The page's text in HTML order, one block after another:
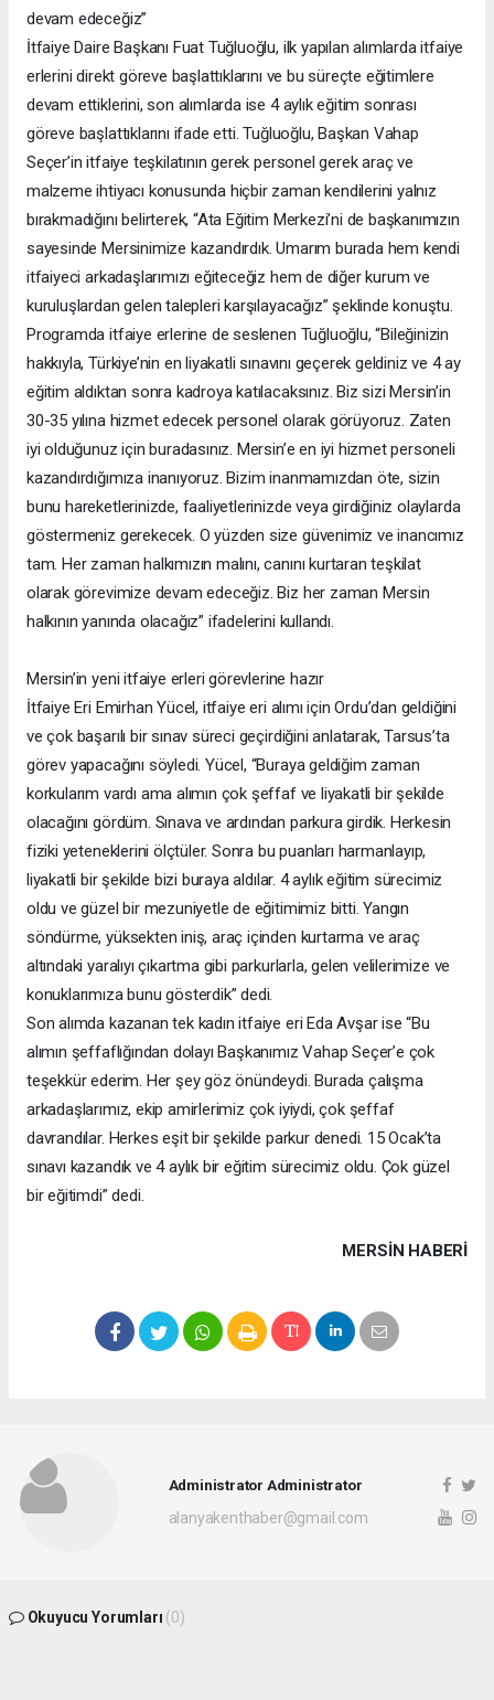
devam edeceğiz”
İtfaiye Daire Başkanı Fuat Tuğluoğlu, ilk yapılan alımlarda itfaiye
erlerini direkt göreve başlattıklarını ve bu süreçte eğitimlere
devam ettiklerini, son alımlarda ise 4 aylık eğitim sonrası
göreve başlattıklarını ifade etti. Tuğluoğlu, Başkan Vahap
Seçer’in itfaiye teşkilatının gerek personel gerek araç ve
malzeme ihtiyacı konusunda hiçbir zaman kendilerini yalnız
bırakmadığını belirterek, “Ata Eğitim Merkezi’ni de başkanımızın
sayesinde Mersinimize kazandırdık. Umarım burada hem kendi
itfaiyeci arkadaşlarımızı eğiteceğiz hem de diğer kurum ve
kuruluşlardan gelen talepleri karşılayacağız” şeklinde konuştu.
Programda itfaiye erlerine de seslenen Tuğluoğlu, “Bileğinizin
hakkıyla, Türkiye’nin en liyakatli sınavını geçerek geldiniz ve 4 ay
eğitim aldıktan sonra kadroya katılacaksınız. Biz sizi Mersin’in
30-35 yılına hizmet edecek personel olarak görüyoruz. Zaten
iyi olduğunuz için buradasınız. Mersin’e en iyi hizmet personeli
kazandırdığımıza inanıyoruz. Bizim inanmamızdan öte, sizin
bunu hareketlerinizde, faaliyetlerinizde veya girdiğiniz olaylarda
göstermeniz gerekecek. O yüzden size güvenimiz ve inancımız
tam. Her zaman halkımızın malını, canını kurtaran teşkilat
olarak görevimize devam edeceğiz. Biz her zaman Mersin
halkının yanında olacağız” ifadelerini kullandı.
Mersin’in yeni itfaiye erleri görevlerine hazır
İtfaiye Eri Emirhan Yücel, itfaiye eri alımı için Ordu’dan geldiğini
ve çok başarılı bir sınav süreci geçirdiğini anlatarak, Tarsus’ta
görev yapacağını söyledi. Yücel, “Buraya geldiğim zaman
korkularım vardı ama alımın çok şeffaf ve liyakatli bir şekilde
olacağını gördüm. Sınava ve ardından parkura girdik. Herkesin
fiziki yeteneklerini ölçtüler. Sonra bu puanları harmanlayıp,
liyakatli bir şekilde bizi buraya aldılar. 4 aylık eğitim sürecimiz
oldu ve güzel bir mezuniyetle de eğitimimiz bitti. Yangın
söndürme, yüksekten iniş, araç içinden kurtarma ve araç
altındaki yaralıyı çıkartma gibi parkurlarla, gelen velilerimize ve
konuklarımıza bunu gösterdik” dedi.
Son alımda kazanan tek kadın itfaiye eri Eda Avşar ise “Bu
alımın şeffaflığından dolayı Başkanımız Vahap Seçer’e çok
teşekkür ederim. Her şey göz önündeydi. Burada çalışma
arkadaşlarımız, ekip amirlerimiz çok iyiydi, çok şeffaf
davrandılar. Herkes eşit bir şekilde parkur denedi. 15 Ocak’ta
sınavı kazandık ve 4 aylık bir eğitim sürecimiz oldu. Çok güzel
bir eğitimdi” dedi.
MERSIN HABERİ
Administrator Administrator
alanyakenthaber@gmail.com
Okuyucu Yorumları (0)